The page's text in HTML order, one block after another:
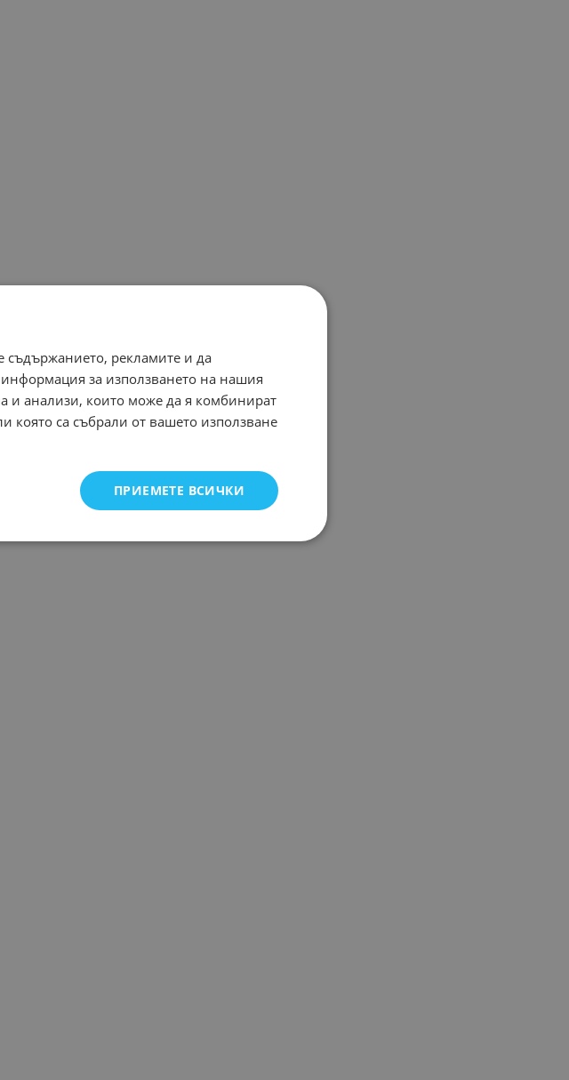
съдържанието, рекламите и да
за използването на нашия
и анализи, които може да я комбинират
която са събрали от вашето използване
ПРИЕМЕТЕ ВСИЧКИ